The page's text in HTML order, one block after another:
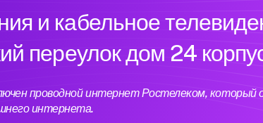
и кабельное
переулок дом 24
проводной интернет Ростелеком,
интернета.